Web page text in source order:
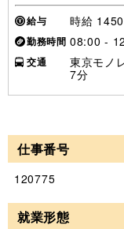
給与 時給
勤務時間 08:00 -
交通
東京モノ
7分
仕事番号
120775
就業形態